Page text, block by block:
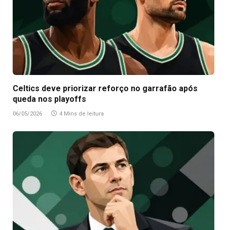
Celtics deve priorizar reforço no garrafão após
queda nos playoffs
06/05/2026 4 Mins de leitura